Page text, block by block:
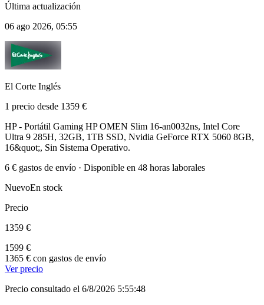
Última actualización
06 ago 2026, 05:55
El Corte Inglés
1 precio desde 1359 €
HP - Portátil Gaming HP OMEN Slim 16-an0032ns, Intel Core
Ultra 9 285H, 32GB, 1TB SSD, Nvidia GeForce RTX 5060 8GB,
16&quot;, Sin Sistema Operativo.
6 € gastos de envío · Disponible en 48 horas laborales
NuevoEn stock
Precio
1359 €
1599 €
1365 € con gastos de envío
Ver precio
Precio consultado el 6/8/2026 5:55:48